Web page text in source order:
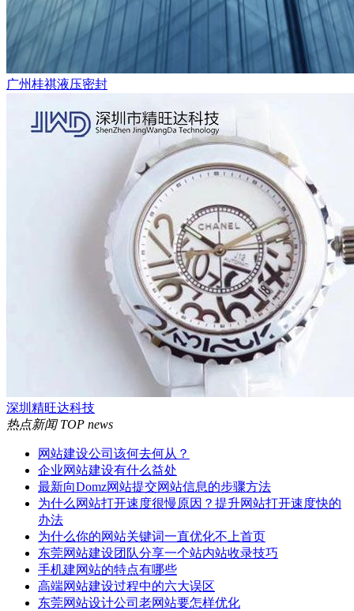
广州桂祺液压密封
深圳精旺达科技
热点新闻TOP news
网站建设公司该何去何从？
企业网站建设有什么益处
最新向Domz网站提交网站信息的步骤方法
为什么网站打开速度很慢原因？提升网站打开速度快的
办法
为什么你的网站关键词一直优化不上首页
东莞网站建设团队分享一个站内站收录技巧
手机建网站的特点有哪些
高端网站建设过程中的六大误区
东莞网站设计公司老网站要怎样优化